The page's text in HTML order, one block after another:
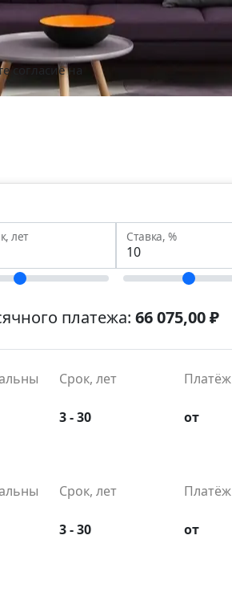
согласие на
лет Ставка, %
платежа: 66 075,00 ₽
Срок, лет Платёж
3 - 30 от
Срок, лет Платёж
3 - 30 от